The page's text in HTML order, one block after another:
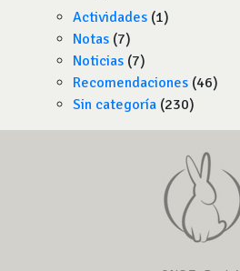
Actividades (1)
Notas (7)
Noticias (7)
Recomendaciones (46)
Sin categoría (230)